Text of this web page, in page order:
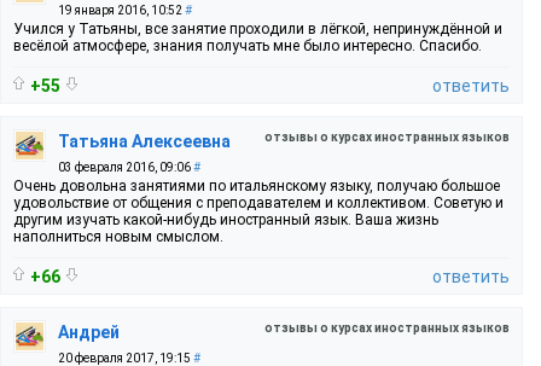
19 января 2016, 10:52 #
Учился у Татьяны, все занятие проходили в лёгкой, непринуждённой и
весёлой атмосфере, знания получать мне было интересно. Спасибо.
+55 ответить
отзывы о курсах иностранных языков
Татьяна Алексеевна
03 февраля 2016, 09:06#
Очень довольна занятиями по итальянскому языку, получаю большое
удовольствие от общения с преподавателем и коллективом. Советую и
другим изучать какой-нибудь иностранный язык. Ваша жизнь
наполниться новым смыслом.
+66 ответить
отзывы о курсах иностранных языков
Андрей
20 февраля 2017, 19:15 #